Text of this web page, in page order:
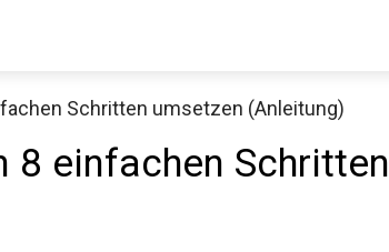
Schritten umsetzen (Anleitung)
8 einfachen Schritten